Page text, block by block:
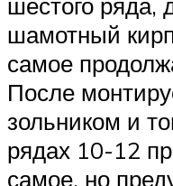
шамотный
самое
После
зольником и
рядах 10-12
самое, но